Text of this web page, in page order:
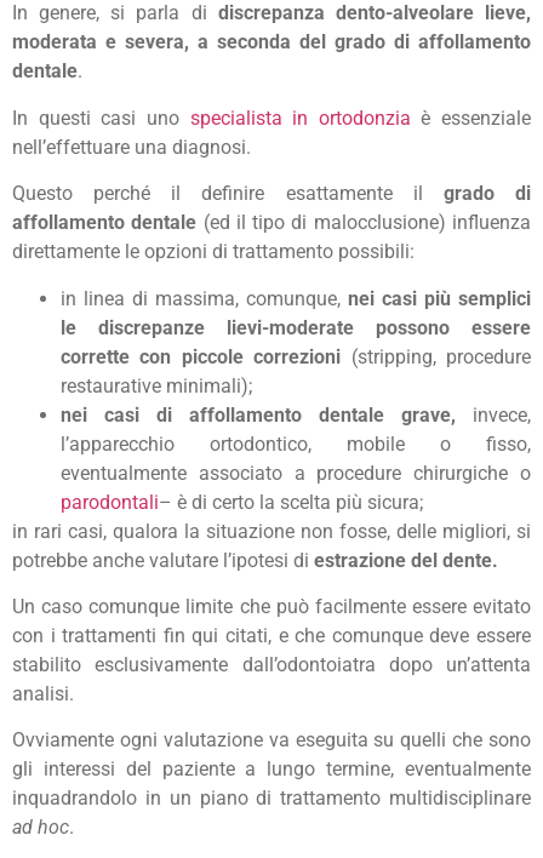
In genere, si parla di discrepanza dento-alveolare lieve,
moderata e severa, a seconda del grado di affollamento
dentale.
In questi casi uno specialista in ortodonzia è essenziale
nell’effettuare una diagnosi.
Questo perché il definire esattamente il grado di
affollamento dentale (ed il tipo di malocclusione) influenza
direttamente le opzioni di trattamento possibili:
in linea di massima, comunque, nei casi più semplici
le discrepanze lievi-moderate possono essere
corrette con piccole correzioni (stripping, procedure
restaurative minimali);
nei casi di affollamento dentale grave, invece,
l’apparecchio ortodontico, mobile o fisso,
eventualmente associato a procedure chirurgiche o
parodontali– è di certo la scelta più sicura;
in rari casi, qualora la situazione non fosse, delle migliori, si
potrebbe anche valutare l’ipotesi di estrazione del dente.
Un caso comunque limite che può facilmente essere evitato
con i trattamenti fin qui citati, e che comunque deve essere
stabilito esclusivamente dall’odontoiatra dopo un’attenta
analisi.
Ovviamente ogni valutazione va eseguita su quelli che sono
gli interessi del paziente a lungo termine, eventualmente
inquadrandolo in un piano di trattamento multidisciplinare
ad hoc.